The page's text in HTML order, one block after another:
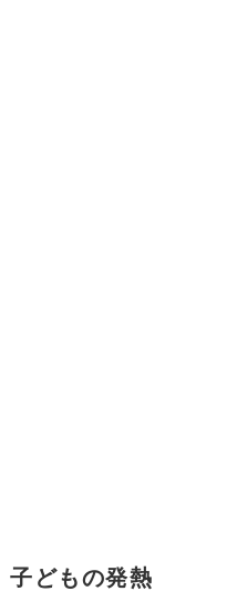
子どもの発熱